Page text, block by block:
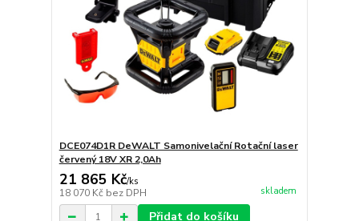
DCE074D1R DeWALT Samonivelační Rotační laser
červený 18V XR 2,0Ah
21 865 Kč/ks
18 070 Kč bez DPH skladem
Přidat do košíku